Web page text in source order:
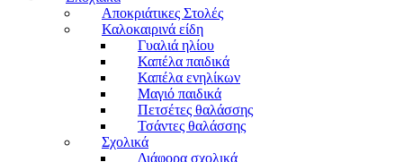
Αποκριάτικες Στολές
Καλοκαιρινά είδη
Γυαλιά ηλίου
Καπέλα παιδικά
Καπέλα ενηλίκων
Μαγιό παιδικά
Πετσέτες θαλάσσης
Τσάντες θαλάσσης
Σχολικά
Διάφορα σχολικά